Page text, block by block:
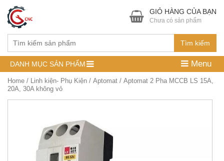
Tìm kiếm
GIỎ HÀNG CỦA BẠN
Chưa có sản phẩm
DANH MỤC SẢN PHẨM Menu
Home / Linh kiện- Phụ Kiện / Aptomat / Aptomat 2 Pha MCCB LS 15A,
20A, 30A không vỏ